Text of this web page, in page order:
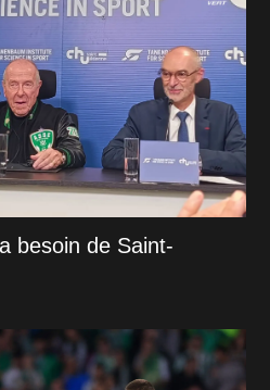
besoin de Saint-